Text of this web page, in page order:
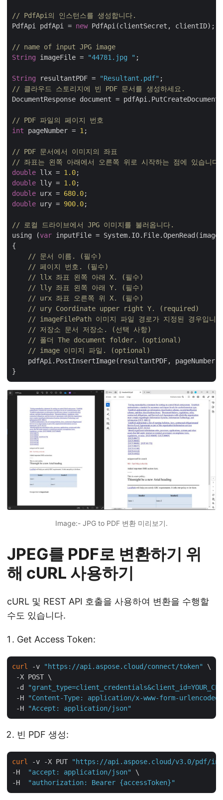
// PdfApi의 인스턴스를 생성합니다.
PdfApi pdfApi = new PdfApi(clientSecret, clientID);
// name of input JPG image
String imageFile = "44781.jpg " ;
String resultantPDF = "Resultant.pdf"
// 클라우드 스토리지에 빈 PDF 문서를 생성하세요.
DocumentResponse document =
// PDF 파일의 페이지 번호
int pageNumber = 1 ;
// PDF 문서에서 이미지의 좌표
// 좌표는 왼쪽 아래에서 오른쪽 위로 시작하는 점에 있습니다.
double llx = 1.0
double lly = 1.0
double urx = 680.0
double ury = 900.0;
// 로컬 드라이브에서 JPG 이미지를 불러옵니다.
using (var inputFile =
{
// 문서 이름. (필수)
// 페이지 번호. (필수)
// llx 좌표 왼쪽 아래 X. (필수)
// lly 좌표 왼쪽 아래 Y. (필수)
// urx 좌표 오른쪽 위 X. (필수)
// ury Coordinate upper right Y. (required)
// imageFilePath 이미지 파일 경로가 지정된 경우입니
// 저장소 문서 저장소. (선택 사항)
// 폴더 The document folder. (optional)
// image 이미지 파일. (optional)
pdfApi.PostInsertImage(resultantPDF,
Image:- JPG to PDF 변환 미리보기.
JPEG를 PDF로 변환하기 위
해 cURL 사용하기
cURL 및 REST API 호출을 사용하여 변환을 수행할
수도 있습니다.
Get Access Token:
curl -v "https://api.aspose.cloud/connect/token"
\
-X POST \
-d
-H
"Content-Type: application/x-www-form-urlencoded"
-H
"Accept: application/json"
빈 PDF 생성:
curl -v -X PUT
"https://api.aspose.cloud/v3.0/pdf/
-H
"accept: application/json"
\
-H
"authorization: Bearer {accessToken}"